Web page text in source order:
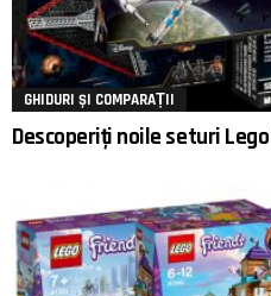
GHIDURI ȘI COMPARAȚII
Descoperiți noile seturi